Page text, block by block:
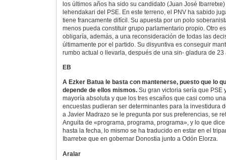
los últimos años ha sido su candidato (Juan José
lehendakari del PSE. En este terreno, el PNV ha sabido
tiene francamente difícil. Su apuesta por un polo
menos pueda constituir grupo parlamentario propio. Otro
obligaría, además, a una reconsideración de todas las
últimamente por el partido. Su disyuntiva es conseguir
rumbo actual o llevarla, después de una sin- gladura de
EB
A Ezker Batua le basta con mantenerse, puesto que lo
depende de ellos mismos.Su gran victoria sería que PSE
mayoría absoluta y que los tres escaños que casi como
encuestas pudieran ser determinantes para la investidura
a Javier Madrazo se le pregunta por sus preferencias, se
Anguita de «programa, programa, programa», y lo que
hasta la fecha, lo mismo se ha traducido en estar en el
Ibarretxe que en gobernar Donostia junto a Odón Elorza.
Aralar